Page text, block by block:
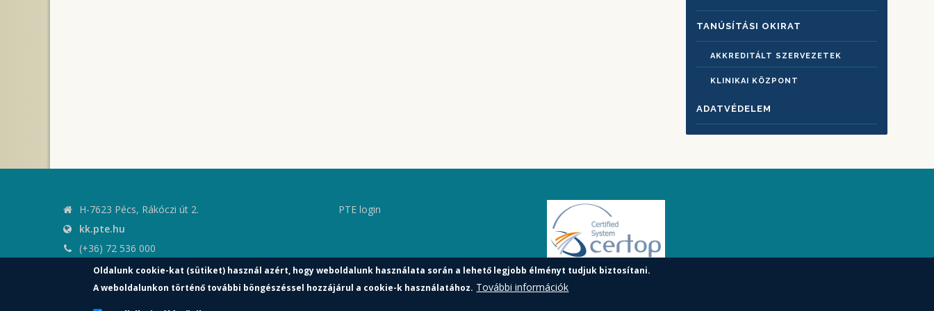
TANÚSÍTÁSI OKIRAT
AKKREDITÁLT SZERVEZETEK
KLINIKAI KÖZPONT
ADATVÉDELEM
H-7623 Pécs, Rákóczi út 2.
kk.pte.hu
(+36) 72 536 000
kk.elnoki.hivatal@pte.hu
pte.hu
PTE login
Oldalunk cookie-kat (sütiket) használ azért, hogy weboldalunk használata során a lehető legjobb élményt tudjuk biztosítani.
A weboldalunkon történő további böngészéssel hozzájárul a cookie-k használatához. További információk